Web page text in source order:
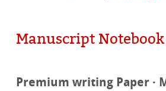
Manuscript Notebook
Premium writing Paper ·